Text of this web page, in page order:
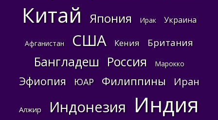
Китай Япония Ирак Украина
Афганистан США Кения Британия
Бангладеш Россия Марокко
Эфиопия ЮАР Филиппины Иран
Алжир Индонезия Индия